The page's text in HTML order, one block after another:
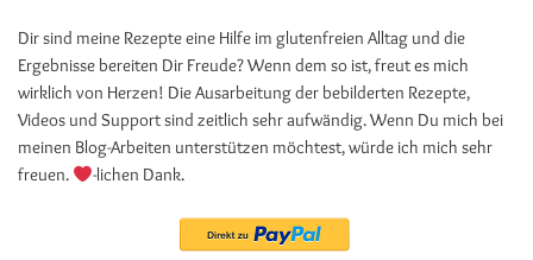
Dir sind meine Rezepte eine Hilfe im glutenfreien Alltag und die
Ergebnisse bereiten Dir Freude? Wenn dem so ist, freut es mich
wirklich von Herzen! Die Ausarbeitung der bebilderten Rezepte,
Videos und Support sind zeitlich sehr aufwändig. Wenn Du mich bei
meinen Blog-Arbeiten unterstützen möchtest, würde ich mich sehr
freuen.
-lichen Dank.